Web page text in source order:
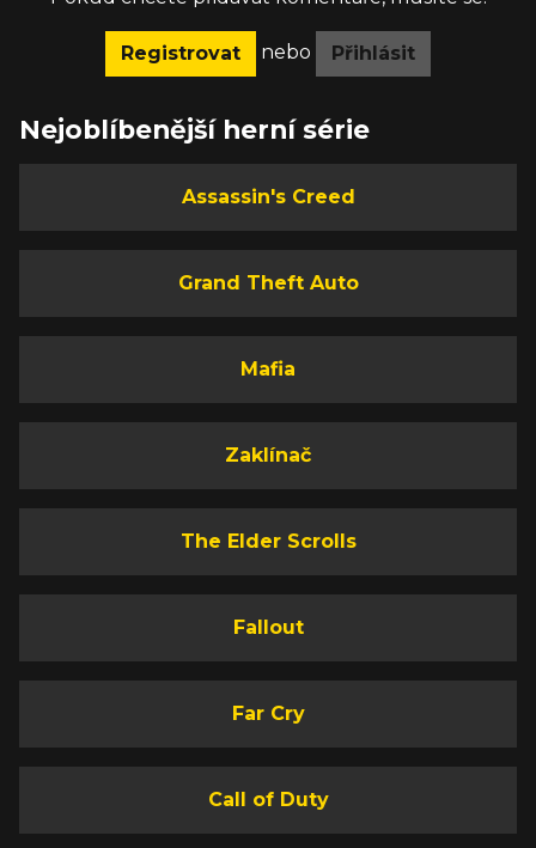
Registrovat nebo Přihlásit
Nejoblíbenější herní série
Assassin's Creed
Grand Theft Auto
Mafia
Zaklínač
The Elder Scrolls
Fallout
Far Cry
Call of Duty